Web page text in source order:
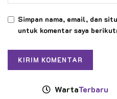
Simpan nama, email, dan
untuk komentar saya
WartaTerbaru